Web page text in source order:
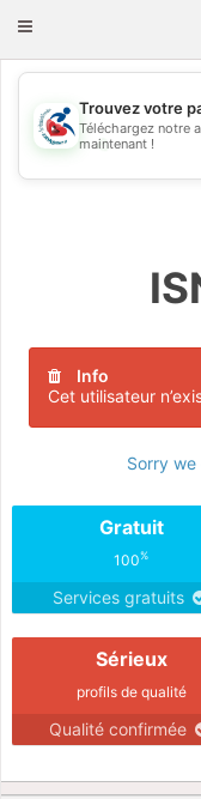
Toggle
💖
Trouvez votre
Téléchargez notre
maintenant !
Info
Cet utilisateur
Sorry
Gratuit
100%
Services gratuits
Sérieux
profils de qualité
Qualité confirmée